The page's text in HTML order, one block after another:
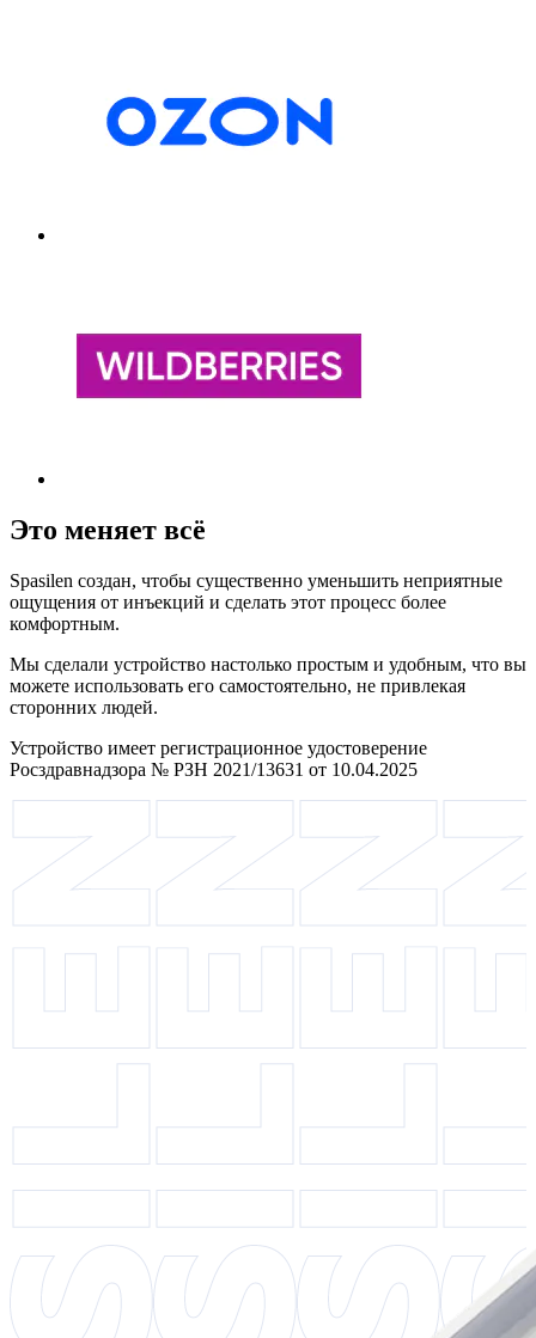
Это меняет всё
Spasilen создан, чтобы существенно уменьшить неприятные
ощущения от инъекций и сделать этот процесс более
комфортным.
Мы сделали устройство настолько простым и удобным, что вы
можете использовать его самостоятельно, не привлекая
сторонних людей.
Устройство имеет регистрационное удостоверение
Росздравнадзора № РЗН 2021/13631 от 10.04.2025